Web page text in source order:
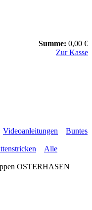
Summe: 0,00 €
Zur Kasse
Videoanleitungen Buntes
Alle
OSTERHASEN